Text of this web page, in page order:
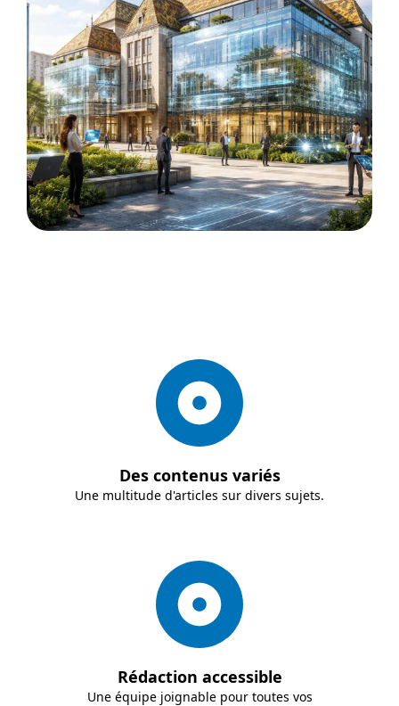
Des contenus variés
Une multitude d'articles sur divers sujets.
Rédaction accessible
Une équipe joignable pour toutes vos